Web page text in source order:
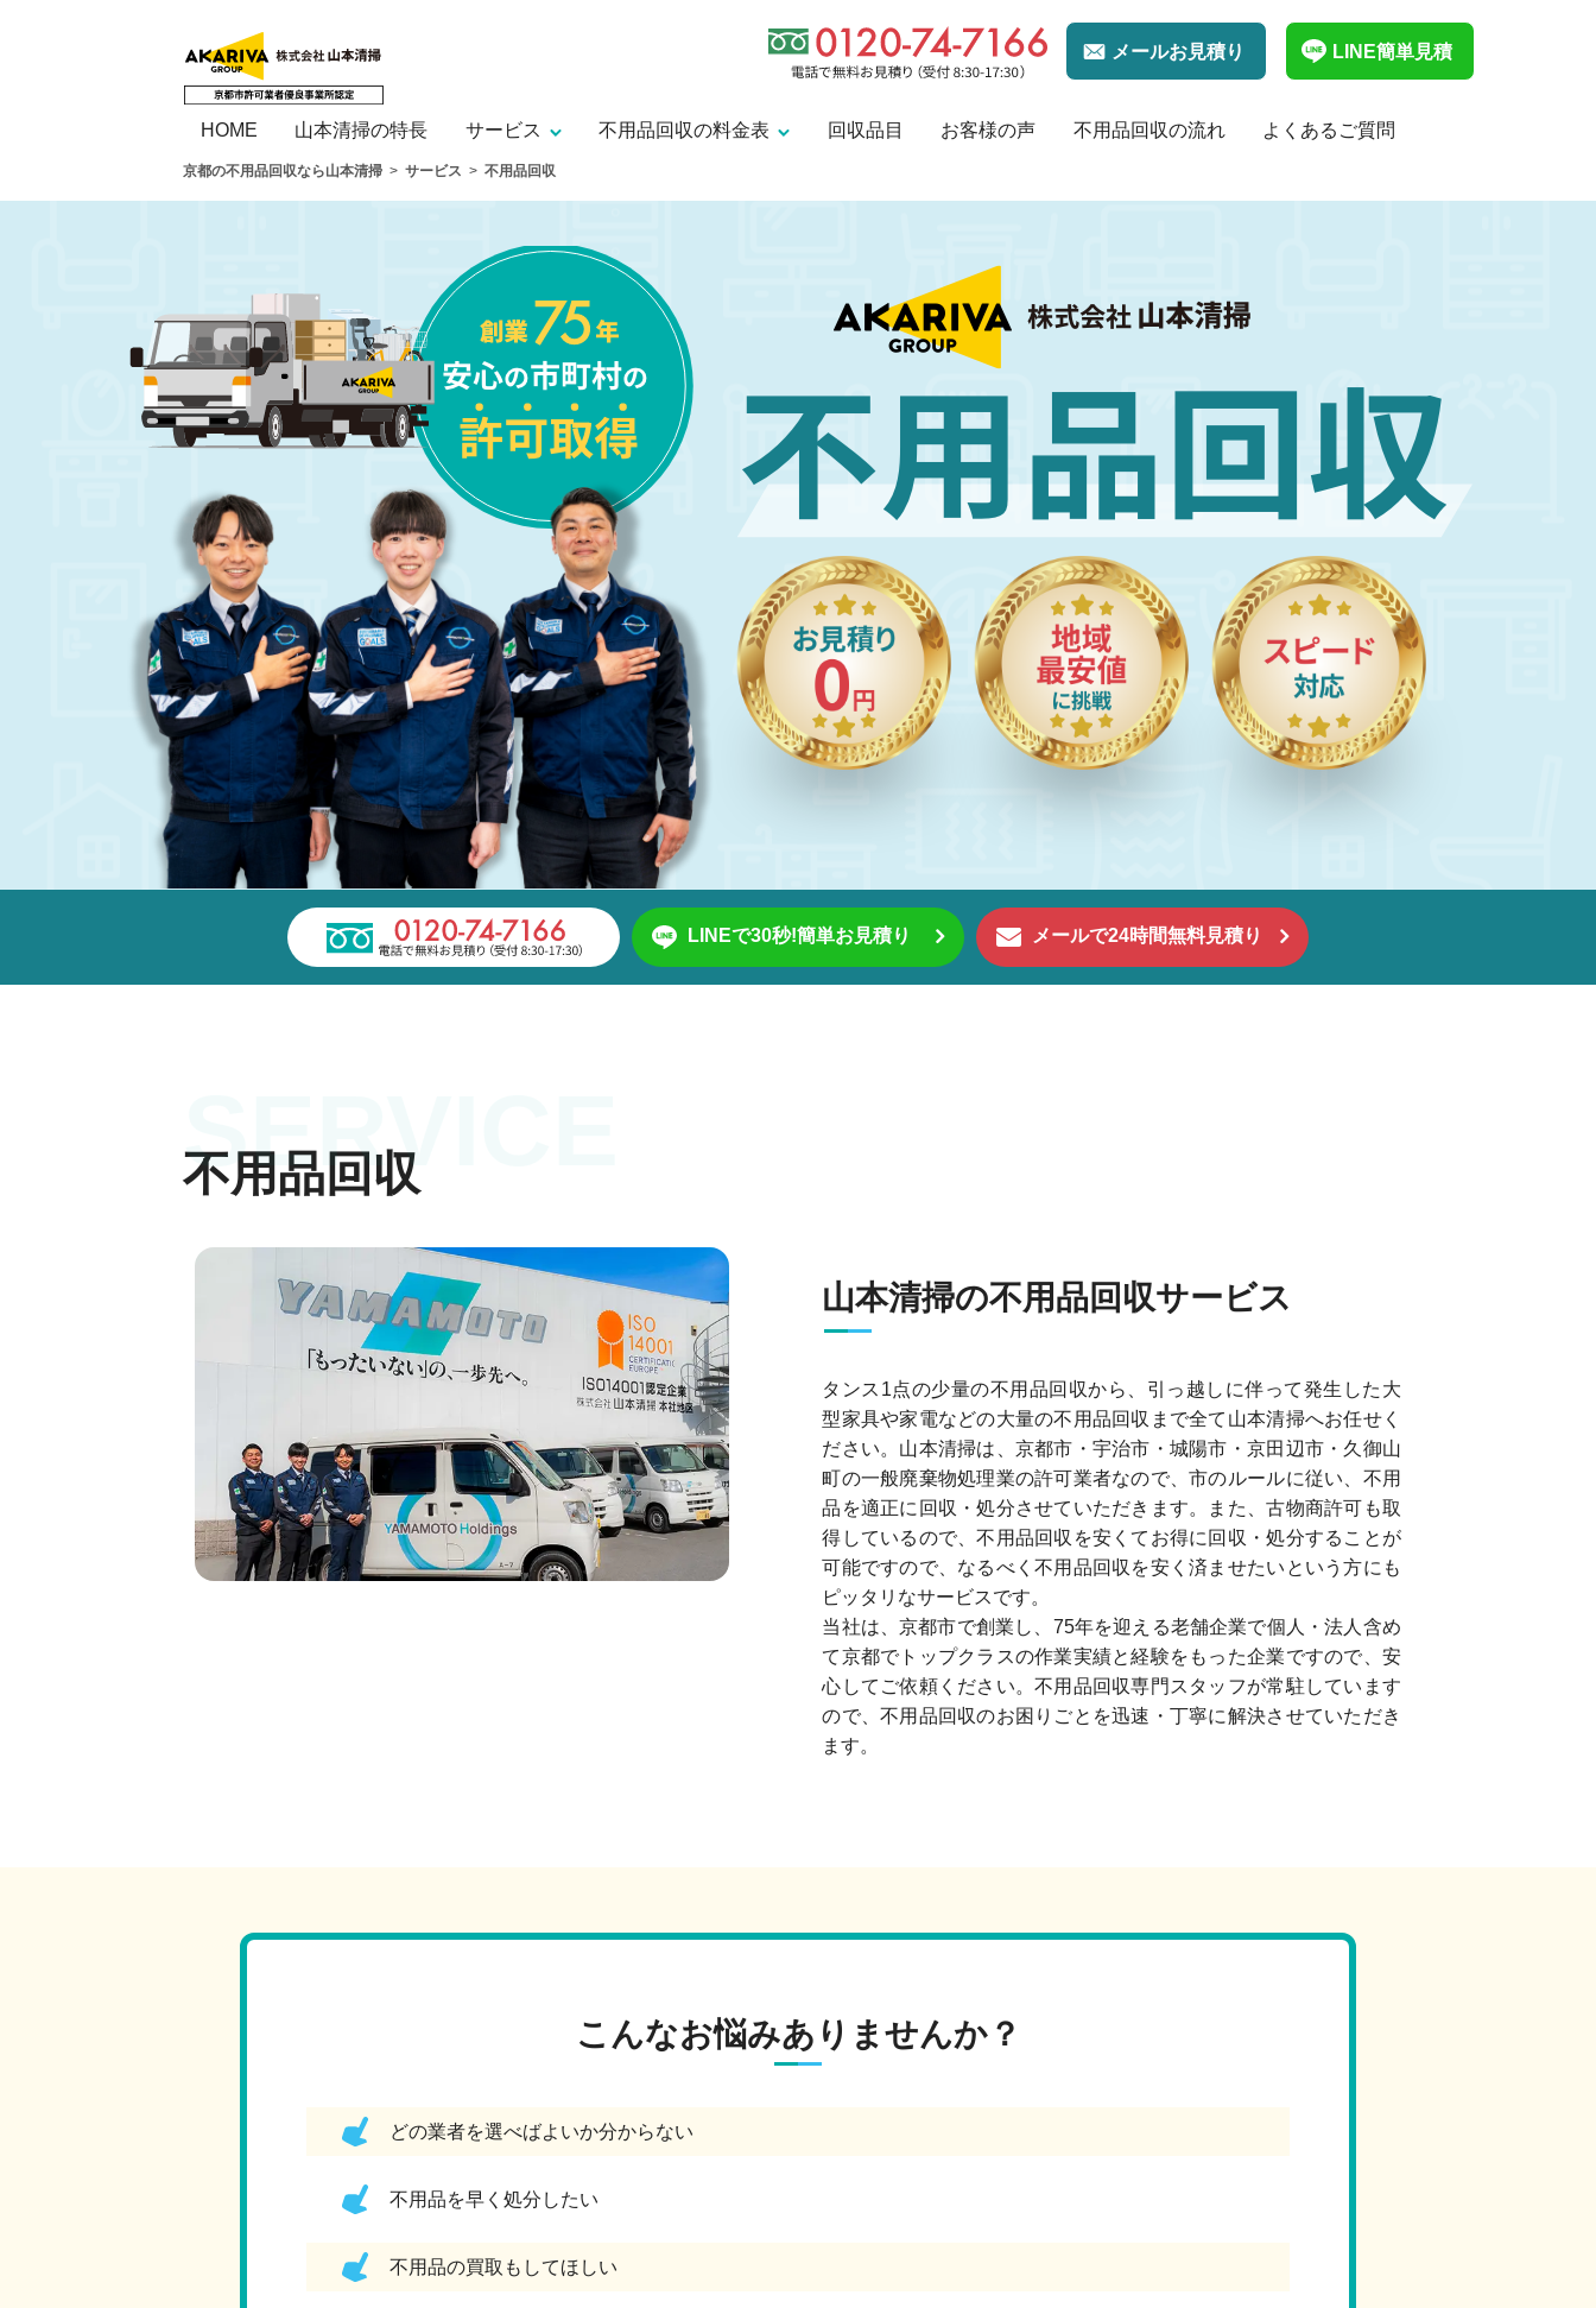
メールお見積り LINE簡単見積
HOME 山本清掃の特長 サービス
サービス
不用品回収 引越しに伴う不用品回収
家電の回収・処分 ゴミ屋敷清掃 遺品整理 ハウスクリーニング
不用品回収の料金表
不用品回収の料金表
不用品回収の料金表 遺品整理の料金表
回収品目 お客様の声 不用品回収の流れ よくあるご質問
京都の不用品回収なら山本清掃 サービス 不用品回収
LINEで30秒!簡単お見積り メールで24時間無料見積り
SERVICE
不用品回収
山本清掃の不用品回収サービス
タンス1点の少量の不用品回収から、引っ越しに伴って発生した大
型家具や家電などの大量の不用品回収まで全て山本清掃へお任せく
ださい。山本清掃は、京都市・宇治市・城陽市・京田辺市・久御山
町の一般廃棄物処理業の許可業者なので、市のルールに従い、不用
品を適正に回収・処分させていただきます。また、古物商許可も取
得しているので、不用品回収を安くてお得に回収・処分することが
可能ですので、なるべく不用品回収を安く済ませたいという方にも
ピッタリなサービスです。
当社は、京都市で創業し、75年を迎える老舗企業で個人・法人含め
て京都でトップクラスの作業実績と経験をもった企業ですので、安
心してご依頼ください。不用品回収専門スタッフが常駐しています
ので、不用品回収のお困りごとを迅速・丁寧に解決させていただき
ます。
こんなお悩みありませんか？
どの業者を選べばよいか分からない
不用品を早く処分したい
不用品の買取もしてほしい